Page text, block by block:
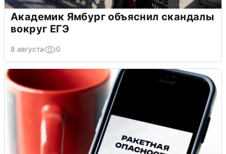
Академик Ямбург объяснил скандалы
вокруг ЕГЭ
8 августа 0